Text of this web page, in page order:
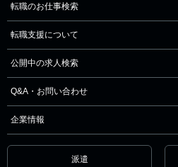
転職のお仕事検索
転職支援について
公開中の求人検索
Q&A・お問い合わせ
企業情報
派遣